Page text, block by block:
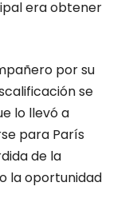
era obtener
por su
se
lo llevó a
para París
de la
la oportunidad